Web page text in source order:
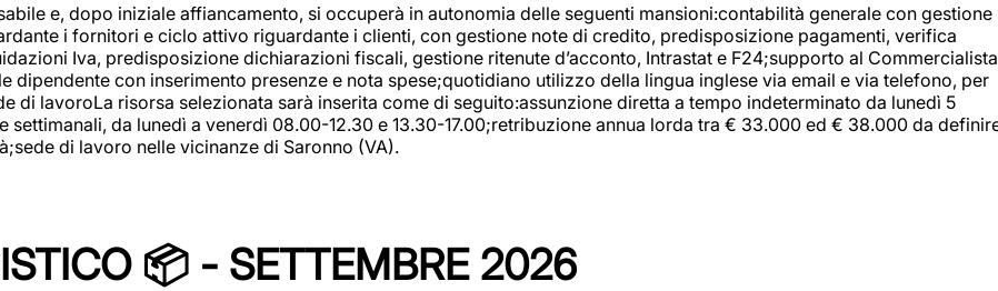
e, dopo iniziale affiancamento, si occuperà in autonomia delle seguenti mansioni:contabilità generale con gestione
i fornitori e ciclo attivo riguardante i clienti, con gestione note di credito, predisposizione pagamenti, verifica
Iva, predisposizione dichiarazioni fiscali, gestione ritenute d’acconto, Intrastat e F24;supporto al Commercialista
dipendente con inserimento presenze e nota spese;quotidiano utilizzo della lingua inglese via email e via telefono, per
di lavoroLa risorsa selezionata sarà inserita come di seguito:assunzione diretta a tempo indeterminato da lunedì 5
da lunedì a venerdì 08.00-12.30 e 13.30-17.00;retribuzione annua lorda tra € 33.000 ed € 38.000 da
di lavoro nelle vicinanze di Saronno (VA).
📦 - SETTEMBRE 2026